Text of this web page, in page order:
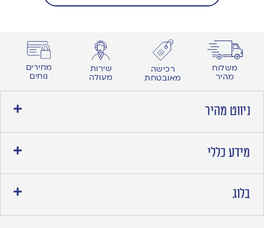
משלוח
מהיר
רכישה
מאובטחת
שירות
מעולה
מחירים
נוחים
ניווט מהיר
מידע כללי
בלוג